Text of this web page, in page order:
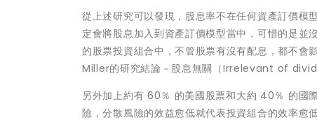
從上述研究可以發現，股息率不在任何資產訂價模
定會將股息加入到資產訂價模型當中，可惜的是並
的股票投資組合中，不管股票有沒有配息，都不
Miller的研究結論－股息無關（Irrelevant of
另外加上約有 60％ 的美國股票和大約 40％ 的國
險，分散風險的效益愈低就代表投資組合的效率愈